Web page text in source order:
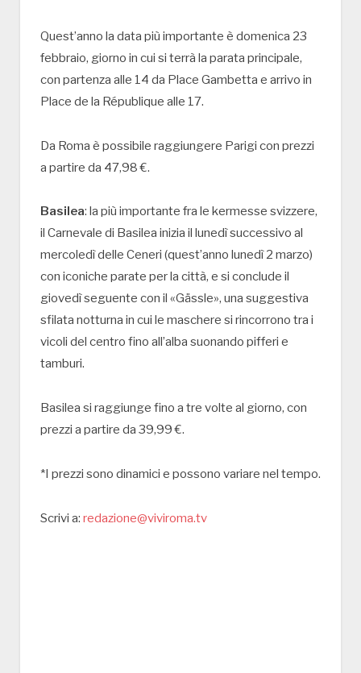
Quest’anno la data più importante è domenica 23
febbraio, giorno in cui si terrà la parata principale,
con partenza alle 14 da Place Gambetta e arrivo in
Place de la République alle 17.
Da Roma è possibile raggiungere Parigi con prezzi
a partire da 47,98 €.
Basilea: la più importante fra le kermesse svizzere,
il Carnevale di Basilea inizia il lunedì successivo al
mercoledì delle Ceneri (quest’anno lunedì 2 marzo)
con iconiche parate per la città, e si conclude il
giovedì seguente con il «Gässle», una suggestiva
sfilata notturna in cui le maschere si rincorrono tra i
vicoli del centro fino all’alba suonando pifferi e
tamburi.
Basilea si raggiunge fino a tre volte al giorno, con
prezzi a partire da 39,99 €.
*I prezzi sono dinamici e possono variare nel tempo.
Scrivi a: redazione@viviroma.tv